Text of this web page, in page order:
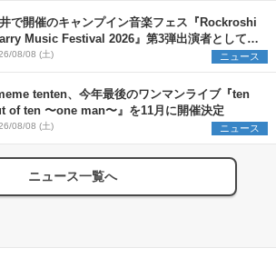
で開催のキャンプイン音楽フェス『Rockroshi
Music Festival 2026』第3弾出演者として
DO、かりゆし58、Reiを発表
08/08 (土) ニュース
tenten、今年最後のワンマンライブ『ten
of ten 〜one man〜』を11月に開催決定
08/08 (土) ニュース
ニュース一覧へ